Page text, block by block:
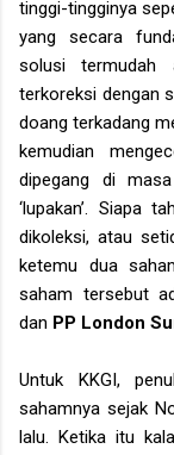
tinggi-tingginya
yang secara
solusi termudah
terkoreksi dengan
doang terkadang
kemudian
dipegang di
‘lupakan’. Siapa
dikoleksi, atau
ketemu dua
saham tersebut
dan PP London
Untuk KKGI,
sahamnya sejak
lalu. Ketika itu